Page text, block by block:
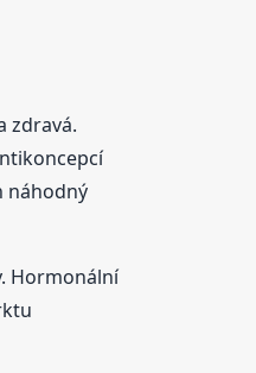
zdravá.
náhodný
Hormonální